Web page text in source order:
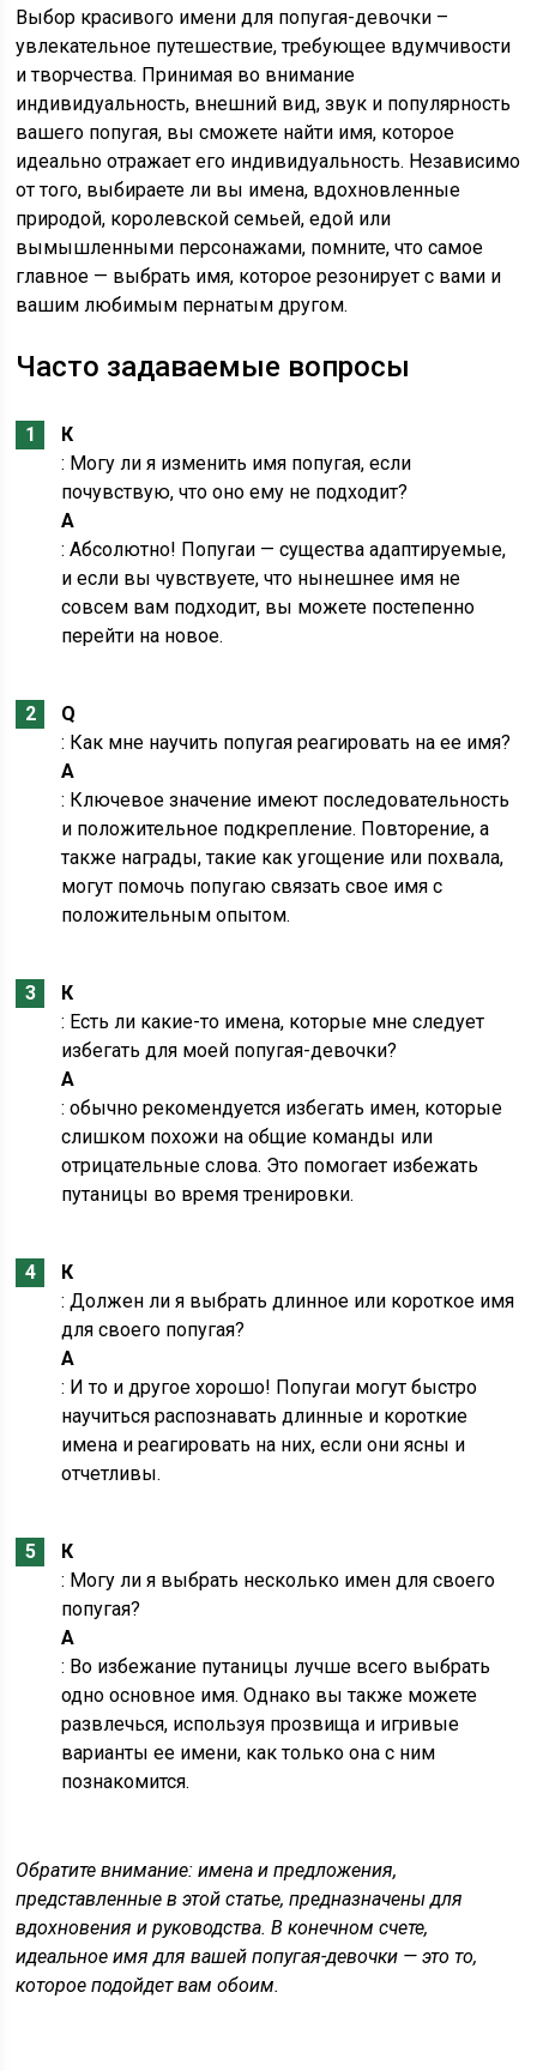
Выбор красивого имени для попугая-девочки –
увлекательное путешествие, требующее вдумчивости
и творчества. Принимая во внимание
индивидуальность, внешний вид, звук и популярность
вашего попугая, вы сможете найти имя, которое
идеально отражает его индивидуальность. Независимо
от того, выбираете ли вы имена, вдохновленные
природой, королевской семьей, едой или
вымышленными персонажами, помните, что самое
главное — выбрать имя, которое резонирует с вами и
вашим любимым пернатым другом.
Часто задаваемые вопросы
К
: Могу ли я изменить имя попугая, если
почувствую, что оно ему не подходит?
А
: Абсолютно! Попугаи — существа адаптируемые,
и если вы чувствуете, что нынешнее имя не
совсем вам подходит, вы можете постепенно
перейти на новое.
Q
: Как мне научить попугая реагировать на ее имя?
А
: Ключевое значение имеют последовательность
и положительное подкрепление. Повторение, а
также награды, такие как угощение или похвала,
могут помочь попугаю связать свое имя с
положительным опытом.
К
: Есть ли какие-то имена, которые мне следует
избегать для моей попугая-девочки?
А
: обычно рекомендуется избегать имен, которые
слишком похожи на общие команды или
отрицательные слова. Это помогает избежать
путаницы во время тренировки.
К
: Должен ли я выбрать длинное или короткое имя
для своего попугая?
А
: И то и другое хорошо! Попугаи могут быстро
научиться распознавать длинные и короткие
имена и реагировать на них, если они ясны и
отчетливы.
К
: Могу ли я выбрать несколько имен для своего
попугая?
А
: Во избежание путаницы лучше всего выбрать
одно основное имя. Однако вы также можете
развлечься, используя прозвища и игривые
варианты ее имени, как только она с ним
познакомится.
Обратите внимание: имена и предложения,
представленные в этой статье, предназначены для
вдохновения и руководства. В конечном счете,
идеальное имя для вашей попугая-девочки — это то,
которое подойдет вам обоим.